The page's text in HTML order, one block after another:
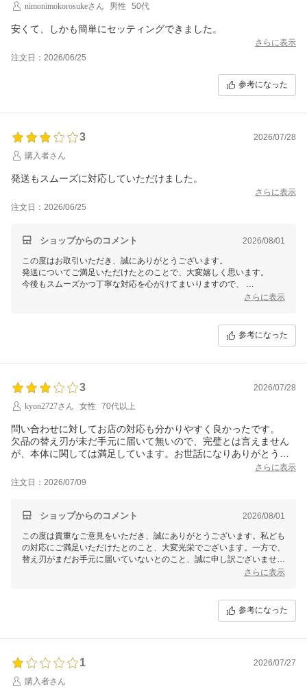
nimonimokorosukeさん
男性 50代
安くて、しかも簡単にセッティングできました。
さらに表示
注文日：2026/06/25
参考になった
3
2026/07/28
購入者さん
発送もスムーズに対応していただけました。
さらに表示
注文日：2026/06/25
ショップからのコメント 2026/08/01
この度はお取引いただき、誠にありがとうございます。
発送についてご満足いただけたとのことで、大変嬉しく思います。
今後もスムーズかつ丁寧な対応を心がけてまいりますので、
さらに表示
参考になった
3
2026/07/28
kyon2727さん
女性 70代以上
問い合わせに対してお店の対応も分かりやすく良かったです。
欠品の替え刃が未だ手元に届いて無いので、完璧とは言えません
が、本体に関しては満足しています。お世話になりありがとうご
さらに表示
注文日：2026/07/09
ショップからのコメント 2026/08/01
この度は貴重なご意見をいただき、誠にありがとうございます。私ども
の対応にご満足いただけたとのこと、大変光栄でございます。一方で、
替え刃がまだお手元に届いていないとのこと、誠に申し訳ございませ
ん。ご不便をおかけしております点について、深くお詫び申し上げま
商品の欠品状況や配送に関しまして、迅速に対応できるよう努めており
ますが、万が一、手配や配送に時間を要している場合がございました
本体についてご満足いただけたこと、とても嬉しく思っております。今
後とも快適にご利用いただける商品やサービスを目指して精進してまい
ります。またのご利用を心よりお待ちしております。
さらに表示
参考になった
1
2026/07/27
購入者さん